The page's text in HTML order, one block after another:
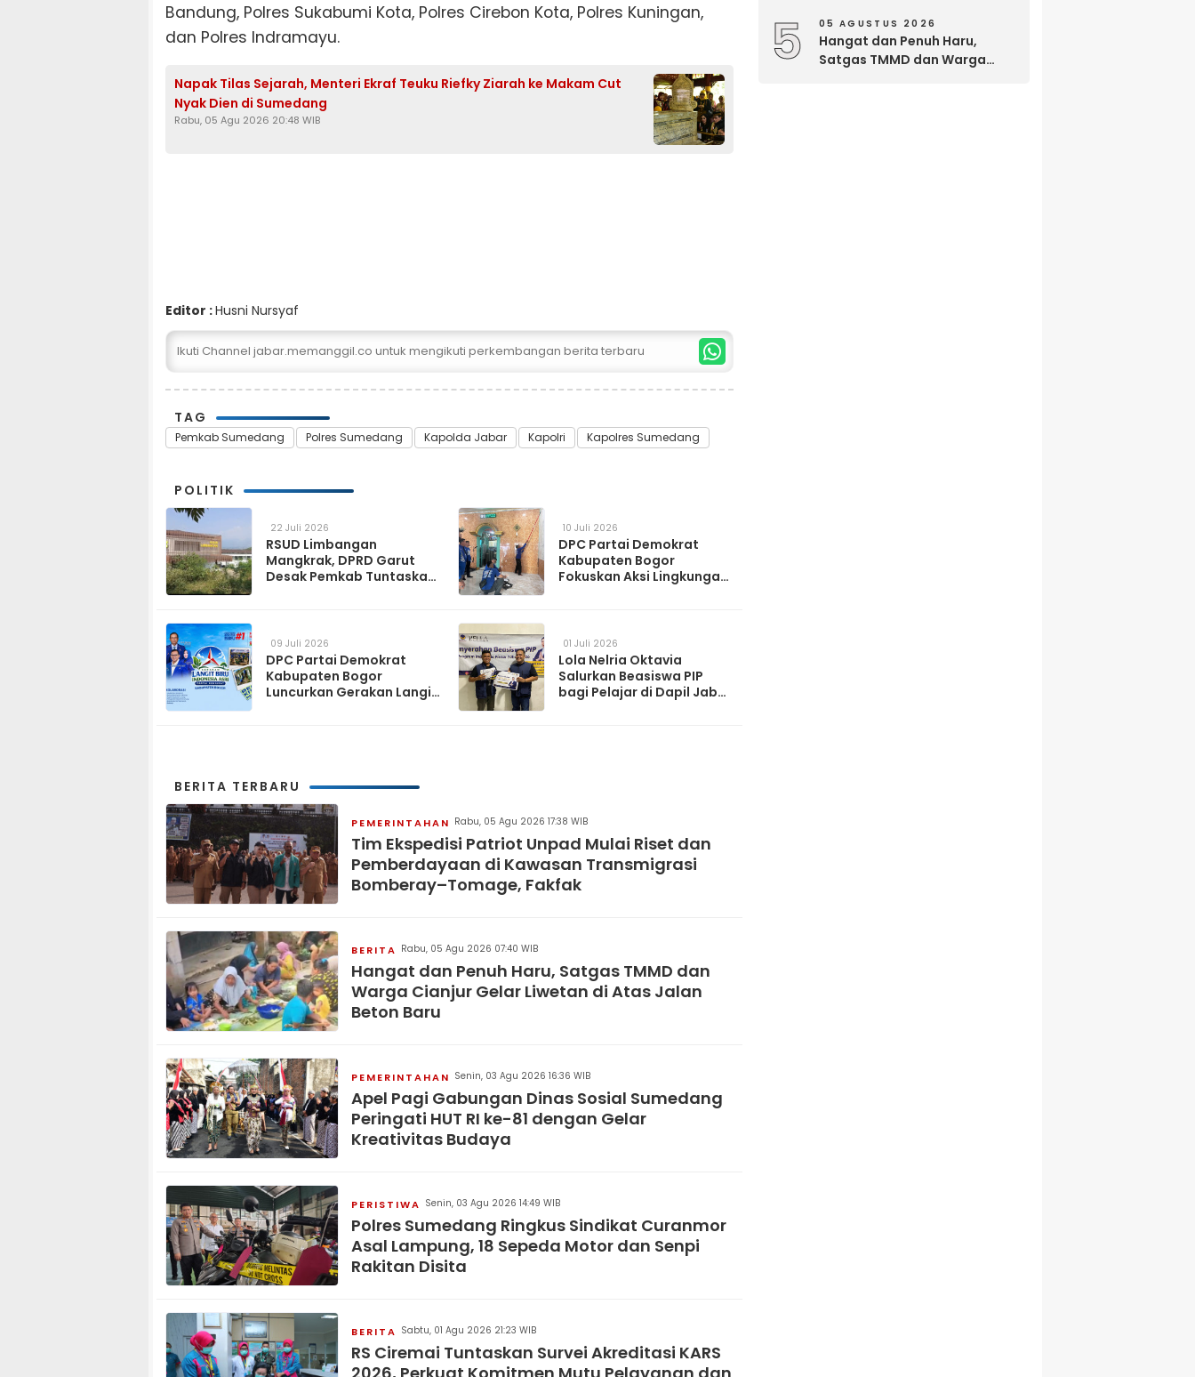
Bandung, Polres Sukabumi Kota, Polres Cirebon Kota, Polres Kuningan,
dan Polres Indramayu.
Napak Tilas Sejarah, Menteri Ekraf Teuku Riefky Ziarah ke Makam Cut
Nyak Dien di Sumedang
Rabu, 05 Agu 2026 20:48 WIB
Editor :Husni Nursyaf
Ikuti Channel jabar.memanggil.co untuk mengikuti perkembangan berita terbaru
TAG
Pemkab Sumedang Polres Sumedang Kapolda Jabar Kapolri Kapolres Sumedang
POLITIK
22 Juli 2026
RSUD Limbangan
Mangkrak, DPRD Garut
Desak Pemkab Tuntaskan
10 Juli 2026
DPC Partai Demokrat
Kabupaten Bogor
Fokuskan Aksi Lingkungan
09 Juli 2026
DPC Partai Demokrat
Kabupaten Bogor
Luncurkan Gerakan Langit
01 Juli 2026
Lola Nelria Oktavia
Salurkan Beasiswa PIP
bagi Pelajar di Dapil Jabar
BERITA TERBARU
PEMERINTAHAN Rabu, 05 Agu 2026 17:38 WIB
Tim Ekspedisi Patriot Unpad Mulai Riset dan
Pemberdayaan di Kawasan Transmigrasi
Bomberay–Tomage, Fakfak
BERITA Rabu, 05 Agu 2026 07:40 WIB
Hangat dan Penuh Haru, Satgas TMMD dan
Warga Cianjur Gelar Liwetan di Atas Jalan
Beton Baru
PEMERINTAHAN Senin, 03 Agu 2026 16:36 WIB
Apel Pagi Gabungan Dinas Sosial Sumedang
Peringati HUT RI ke-81 dengan Gelar
Kreativitas Budaya
PERISTIWA Senin, 03 Agu 2026 14:49 WIB
Polres Sumedang Ringkus Sindikat Curanmor
Asal Lampung, 18 Sepeda Motor dan Senpi
Rakitan Disita
BERITA Sabtu, 01 Agu 2026 21:23 WIB
RS Ciremai Tuntaskan Survei Akreditasi KARS
5 05 AGUSTUS 2026
Hangat dan Penuh Haru,
Satgas TMMD dan Warga